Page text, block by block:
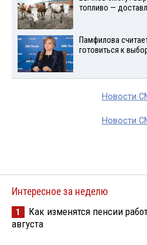
топливо —
Памфилова
готовиться к
Новости
Новости
Интересное за неделю
1
Как изменятся пенсии
августа